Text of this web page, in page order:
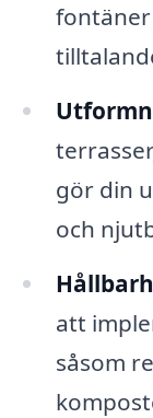
gör din
och
att
såsom